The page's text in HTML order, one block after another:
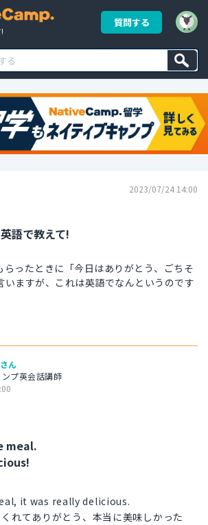
質問する
2023/07/24 14:00
語で教えて!
らったときに「今日はありがとう、ごちそ
いますが、これは英語でなんというのです
ん
プ英会話講師
meal.
it was really delicious.
くれてありがとう、本当に美味しかった